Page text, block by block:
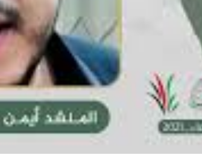
l
a
y